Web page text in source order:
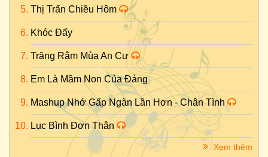
Thị Trấn Chiều Hôm
Khóc Đấy
Trăng Rằm Mùa An Cư
Em Là Mầm Non Của Đảng
Mashup Nhớ Gấp Ngàn Lần Hơn - Chân Tình
Lục Bình Đơn Thân
Xem thêm